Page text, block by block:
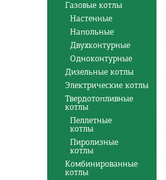
Газовые котлы
Настенные
Напольные
Двухконтурные
Одноконтурные
Дизельные котлы
Электрические котлы
Твердотопливные
котлы
Пеллетные
котлы
Пиролизные
котлы
Комбинированные
котлы